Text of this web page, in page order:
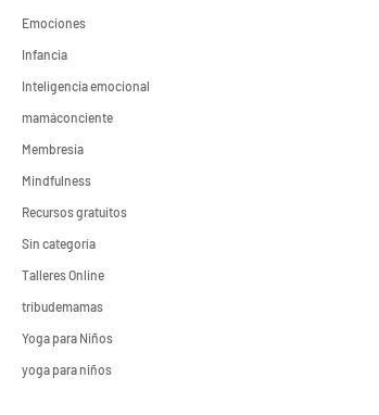
Emociones
Infancia
Inteligencia emocional
mamáconciente
Membresia
Mindfulness
Recursos gratuitos
Sin categoría
Talleres Online
tribudemamas
Yoga para Niños
yoga para niños